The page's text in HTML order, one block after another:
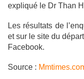
expliqué le Dr Than
Les résultats de
et sur le site du
Facebook.
Source :